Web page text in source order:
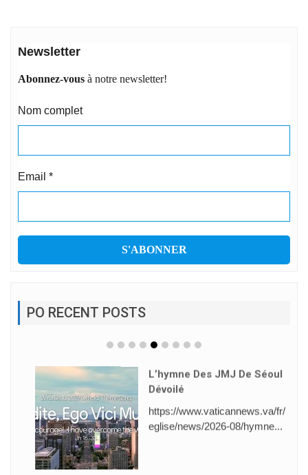
Newsletter
Abonnez-vous à notre newsletter!
Nom complet
Email *
PO RECENT POSTS
L’hymne Des JMJ De Séoul
Dévoilé
https://www.vaticannews.va/fr/
eglise/news/2026-08/hymne...